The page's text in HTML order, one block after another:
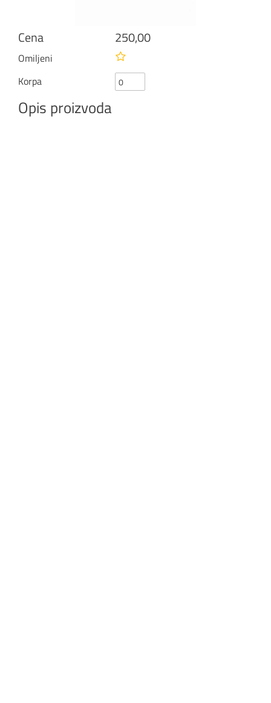
Cena 250,00
Omiljeni
Korpa
Opis proizvoda